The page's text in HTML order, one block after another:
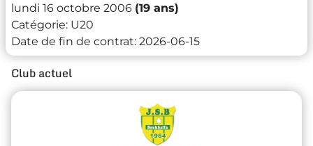
lundi 16 octobre 2006 (19 ans)
Catégorie: U20
Date de fin de contrat: 2026-06-15
Club actuel